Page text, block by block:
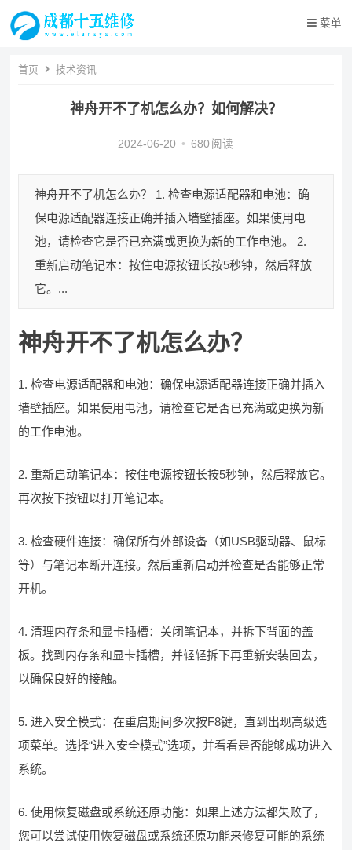
菜单
首页 技术资讯
神舟开不了机怎么办？如何解决？
2024-06-20 • 680 阅读
神舟开不了机怎么办？ 1. 检查电源适配器和电池：确
保电源适配器连接正确并插入墙壁插座。如果使用电
池，请检查它是否已充满或更换为新的工作电池。 2.
重新启动笔记本：按住电源按钮长按5秒钟，然后释放
它。...
神舟开不了机怎么办？
1. 检查电源适配器和电池：确保电源适配器连接正确并插入
墙壁插座。如果使用电池，请检查它是否已充满或更换为新
的工作电池。
2. 重新启动笔记本：按住电源按钮长按5秒钟，然后释放它。
再次按下按钮以打开笔记本。
3. 检查硬件连接：确保所有外部设备（如USB驱动器、鼠标
等）与笔记本断开连接。然后重新启动并检查是否能够正常
开机。
4. 清理内存条和显卡插槽：关闭笔记本，并拆下背面的盖
板。找到内存条和显卡插槽，并轻轻拆下再重新安装回去，
以确保良好的接触。
5. 进入安全模式：在重启期间多次按F8键，直到出现高级选
项菜单。选择“进入安全模式”选项，并看看是否能够成功进入
系统。
6. 使用恢复磁盘或系统还原功能：如果上述方法都失败了，
您可以尝试使用恢复磁盘或系统还原功能来修复可能的系统